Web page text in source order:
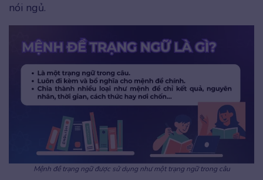
nói ngủ.
Mệnh đề trạng ngữ được sử dụng như một trạng ngữ trong câu